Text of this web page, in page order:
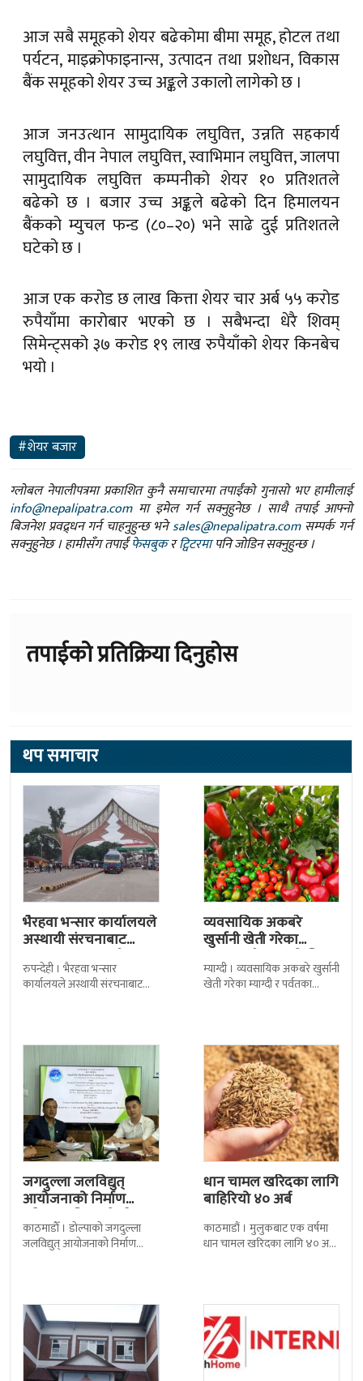
बैंक समूहको शेयर उच्च अङ्कले उकालो लागेको छ ।
आज जनउत्थान सामुदायिक लघुवित्त, उन्नति सहकार्य
सामुदायिक लघुवित्त कम्पनीको शेयर १० प्रतिशतले
बढेको छ । बजार उच्च अङ्कले बढेको दिन हिमालयन
बैंकको म्युचल फन्ड (८०–२०) भने साढे दुई प्रतिशतले
घटेको छ ।
आज एक करोड छ लाख कित्ता शेयर चार अर्ब ५५ करोड
सिमेन्ट्सको ३७ करोड १९ लाख रुपैयाँको शेयर किनबेच
भयो ।
ग्लोबल नेपालीपत्रमा प्रकाशित कुनै समाचारमा तपाईंको गुनासो भए हामीलाई
info@nepalipatra.com
सक्नुहुनेछ । हामीसँग तपाईंफेसबुकरट्विटरमापनि जोडिन सक्नुहुन्छ ।
भैरहवा भन्सार कार्यालयले
अस्थायी संरचनाबाट
अत्यावश्यक सामाग्री
ल्याउदै
रुपन्देही । भैरहवा भन्सार
कार्यालयले अस्थायी संरचनाबाट
नेपालका लागि अत्यावश्यक
सामाग्रीहरु भित्र्याउन शुुरु गरेको छ ।
जिल्ला सुरक्षा समितिले बिहिबार
व्यवसायिक अकबरे
खुर्सानी खेती गरेका
कृषकलाई बजारको चिन्ता
म्याग्दी । व्यवसायिक अकबरे खुर्सानी
खेती गरेका म्याग्दी र पर्वतका
कृषकलाई बजारको चिन्ताले
सताएको छ । बजारको अभावले
किसानहरु मर्कामा
जगदुल्ला जलविद्युत्
आयोजनाको निर्माण
प्रक्रिया अघि बढ्यो : ठेक्का
सम्झौतामा…
काठमाडाैँ । डोल्पाको जगदुल्ला
जलविद्युत् आयोजनाको निर्माण
प्रक्रिया अगाडि बढेको छ । प्रवर्द्धक
कम्पनी र निर्माण व्यवसायीबीच
निर्माणसम्बन्धी द्विपक्षीय सम्झौतामा
धान चामल खरिदका लागि
बाहिरियो ४० अर्ब
काठमाडौं । मुलुकबाट एक वर्षमा
धान चामल खरिदका लागि ४० अर्ब
रुपैयाँभन्दा बढी रकम बाहिरिएको
छ । स्वदेशमै उत्पादन गर्न